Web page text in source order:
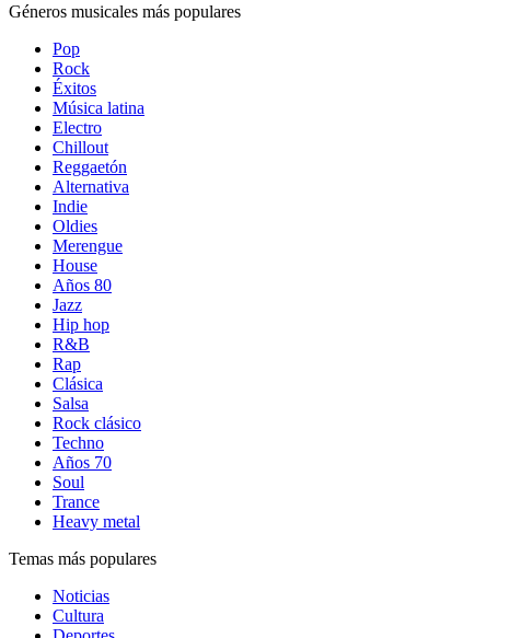
Géneros musicales más populares
Pop
Rock
Éxitos
Música latina
Electro
Chillout
Reggaetón
Alternativa
Indie
Oldies
Merengue
House
Años 80
Jazz
Hip hop
R&B
Rap
Clásica
Salsa
Rock clásico
Techno
Años 70
Soul
Trance
Heavy metal
Temas más populares
Noticias
Cultura